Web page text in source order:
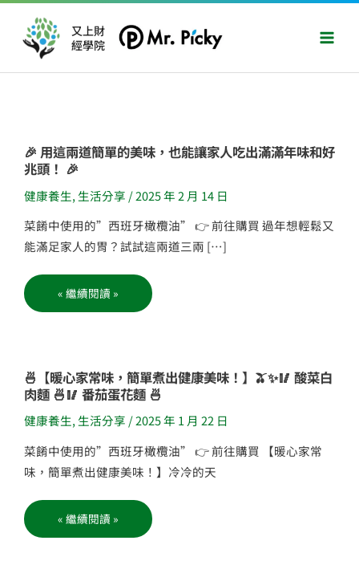
要
又上財
經學院
🎉 用這兩道簡單的美味，也能讓家人吃出滿滿年味和好
兆頭！ 🎉
健康養生, 生活分享 /2025 年 2 月 14 日
菜餚中使用的”西班牙橄欖油” 👉 前往購買 過年想輕鬆又
能滿足家人的胃？試試這兩道三兩 […]
🎉
用
這
兩
道
簡
的
美
味，
也
讓
人
出
好
兆
頭！
« 繼續閱讀 »
🍜【暖心家常味，簡單煮出健康美味！】🫒✨🥢 酸菜白
肉麵 🍜🥢 番茄蛋花麵 🍜
健康養生,生活分享 /2025 年 1 月 22 日
菜餚中使用的”西班牙橄欖油” 👉 前往購買 【暖心家常
味，簡單煮出健康美味！】冷冷的天
🍜
【暖
心
家
常
味，
單
煮
出
健
美
🫒
✨
🥢
« 繼續閱讀 »